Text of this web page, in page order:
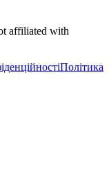
affiliated with
Політика